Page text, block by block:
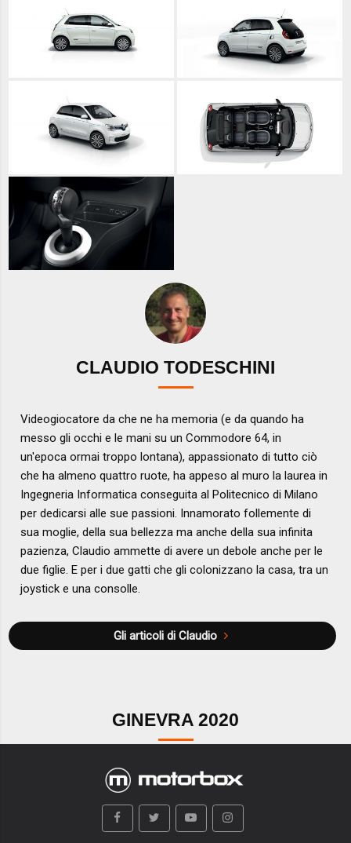
CLAUDIO TODESCHINI
Videogiocatore da che ne ha memoria (e da quando ha
messo gli occhi e le mani su un Commodore 64, in
un'epoca ormai troppo lontana), appassionato di tutto ciò
che ha almeno quattro ruote, ha appeso al muro la laurea in
Ingegneria Informatica conseguita al Politecnico di Milano
per dedicarsi alle sue passioni. Innamorato follemente di
sua moglie, della sua bellezza ma anche della sua infinita
pazienza, Claudio ammette di avere un debole anche per le
due figlie. E per i due gatti che gli colonizzano la casa, tra un
joystick e una consolle.
Gli articoli di Claudio
GINEVRA 2020